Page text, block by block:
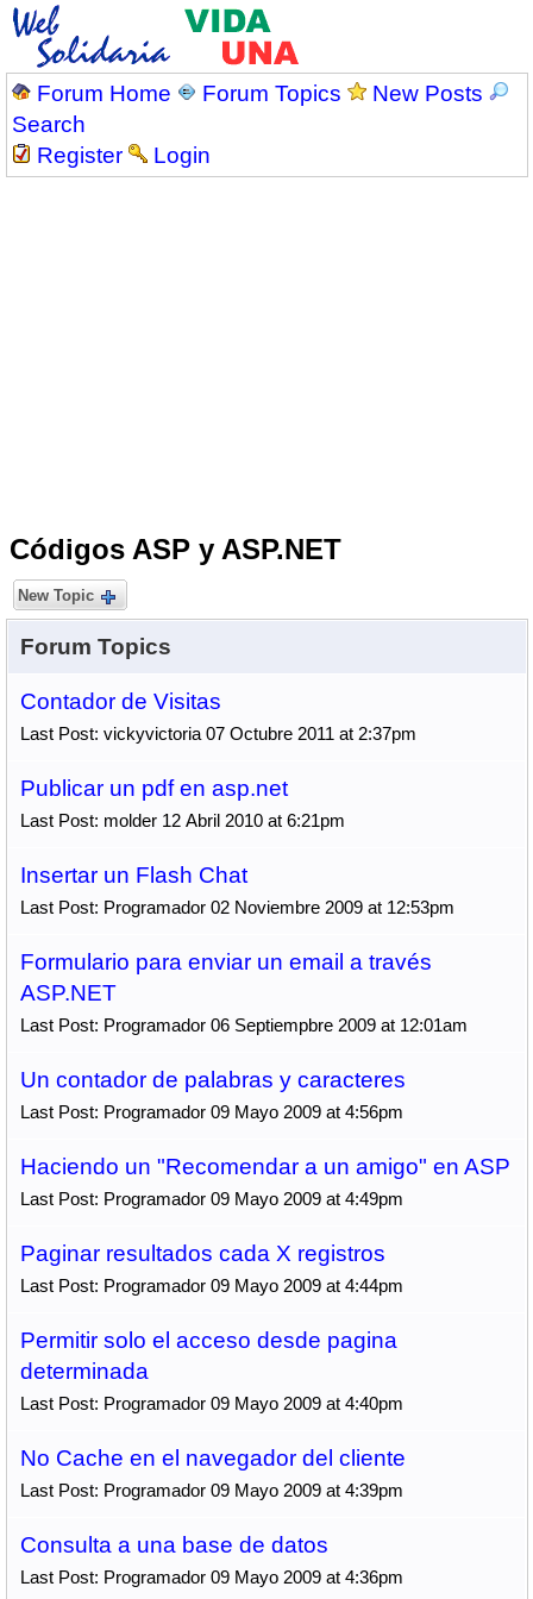
Forum Home Forum Topics
New Posts
Search
Register
Login
Códigos ASP y ASP.NET
New Topic
Forum Topics
Contador de Visitas
Last Post: vickyvictoria 07 Octubre 2011 at 2:37pm
Publicar un pdf en asp.net
Last Post: molder 12 Abril 2010 at 6:21pm
Insertar un Flash Chat
Last Post: Programador 02 Noviembre 2009 at 12:53pm
Formulario para enviar un email a través
ASP.NET
Last Post: Programador 06 Septiempbre 2009 at 12:01am
Un contador de palabras y caracteres
Last Post: Programador 09 Mayo 2009 at 4:56pm
Haciendo un "Recomendar a un amigo" en ASP
Last Post: Programador 09 Mayo 2009 at 4:49pm
Paginar resultados cada X registros
Last Post: Programador 09 Mayo 2009 at 4:44pm
Permitir solo el acceso desde pagina
determinada
Last Post: Programador 09 Mayo 2009 at 4:40pm
No Cache en el navegador del cliente
Last Post: Programador 09 Mayo 2009 at 4:39pm
Consulta a una base de datos
Last Post: Programador 09 Mayo 2009 at 4:36pm